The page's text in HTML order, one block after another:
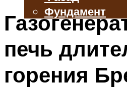
Фундамент
БАЛКОН И ЛОДЖИЯ
ВЕНТИЛЯЦИЯ
ТРУБЫ
печь
горения